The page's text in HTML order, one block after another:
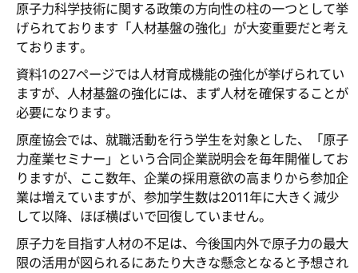
原子力科学技術に関する政策の方向性の柱の一つとして挙
げられております「人材基盤の強化」が大変重要だと考え
ております。
資料1の27ページでは人材育成機能の強化が挙げられてい
ますが、人材基盤の強化には、まず人材を確保することが
必要になります。
原産協会では、就職活動を行う学生を対象とした、「原子
力産業セミナー」という合同企業説明会を毎年開催してお
りますが、ここ数年、企業の採用意欲の高まりから参加企
業は増えていますが、参加学生数は2011年に大きく減少
して以降、ほぼ横ばいで回復していません。
原子力を目指す人材の不足は、今後国内外で原子力の最大
限の活用が図られるにあたり大きな懸念となると予想され